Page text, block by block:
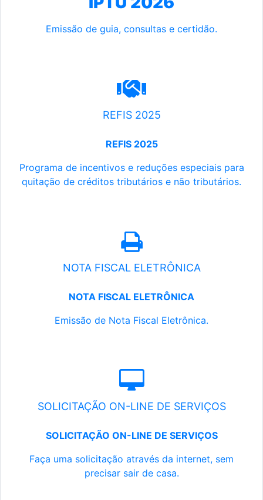
Emissão de guia, consultas e certidão.
REFIS 2025
REFIS 2025
Programa de incentivos e reduções especiais para
quitação de créditos tributários e não tributários.
NOTA FISCAL ELETRÔNICA
NOTA FISCAL ELETRÔNICA
Emissão de Nota Fiscal Eletrônica.
SOLICITAÇÃO ON-LINE DE SERVIÇOS
SOLICITAÇÃO ON-LINE DE SERVIÇOS
Faça uma solicitação através da internet, sem
precisar sair de casa.